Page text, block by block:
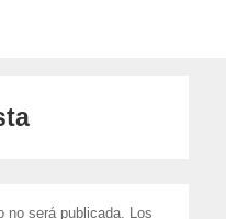
no será publicada. Los